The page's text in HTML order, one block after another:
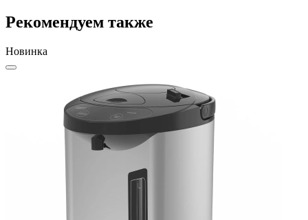
Рекомендуем также
Новинка